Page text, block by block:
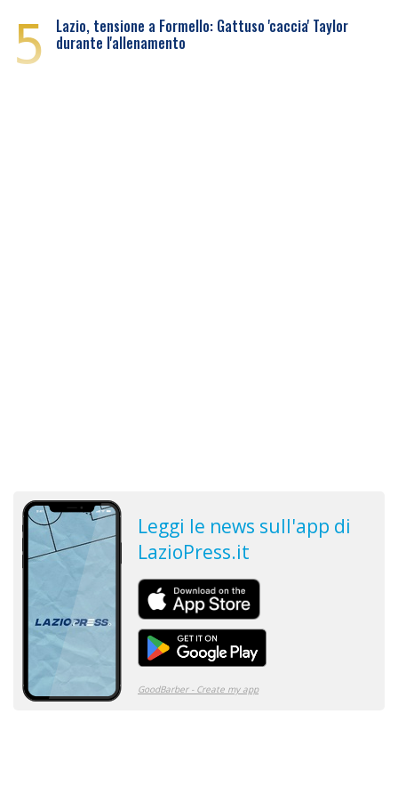
5 Lazio, tensione a Formello: Gattuso 'caccia' Taylor
durante l'allenamento